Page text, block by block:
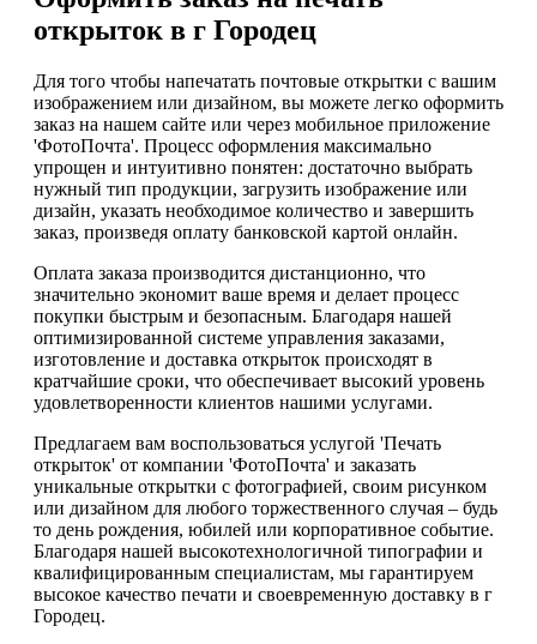
открыток в г Городец
Для того чтобы напечатать почтовые открытки с вашим
изображением или дизайном, вы можете легко оформить
заказ на нашем сайте или через мобильное приложение
'ФотоПочта'. Процесс оформления максимально
упрощен и интуитивно понятен: достаточно выбрать
нужный тип продукции, загрузить изображение или
дизайн, указать необходимое количество и завершить
заказ, произведя оплату банковской картой онлайн.
Оплата заказа производится дистанционно, что
значительно экономит ваше время и делает процесс
покупки быстрым и безопасным. Благодаря нашей
оптимизированной системе управления заказами,
изготовление и доставка открыток происходят в
кратчайшие сроки, что обеспечивает высокий уровень
удовлетворенности клиентов нашими услугами.
Предлагаем вам воспользоваться услугой 'Печать
открыток' от компании 'ФотоПочта' и заказать
уникальные открытки с фотографией, своим рисунком
или дизайном для любого торжественного случая – будь
то день рождения, юбилей или корпоративное событие.
Благодаря нашей высокотехнологичной типографии и
квалифицированным специалистам, мы гарантируем
высокое качество печати и своевременную доставку в г
Городец.